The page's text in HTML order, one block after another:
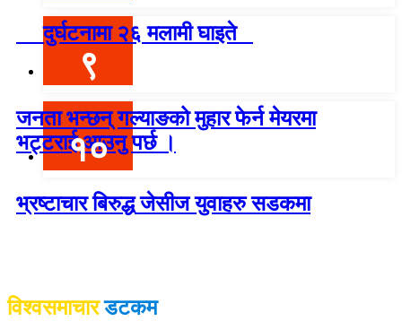
दुर्घटनामा २६ मलामी घाइते
९
जनता भन्छन् गल्याङको मुहार फेर्न मेयरमा
भट्टराई आउनु पर्छ ।
१०
भ्रष्टाचार बिरुद्ध जेसीज युवाहरु सडकमा
विश्वसमाचारडटकम